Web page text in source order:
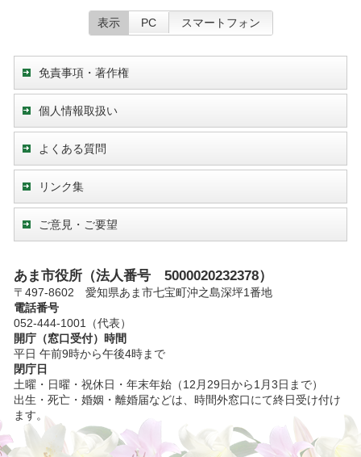
表示 PC スマートフォン
免責事項・著作権
個人情報取扱い
よくある質問
リンク集
ご意見・ご要望
あま市役所（法人番号 5000020232378）
〒497-8602 愛知県あま市七宝町沖之島深坪1番地
電話番号
052-444-1001（代表）
開庁（窓口受付）時間
平日 午前9時から午後4時まで
閉庁日
土曜・日曜・祝休日・年末年始（12月29日から1月3日まで）
出生・死亡・婚姻・離婚届などは、時間外窓口にて終日受け付け
ます。